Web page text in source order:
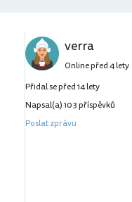
verra
Online před 4 lety
Přidal se před 14 lety
Napsal(a) 103 příspěvků
Poslat zprávu